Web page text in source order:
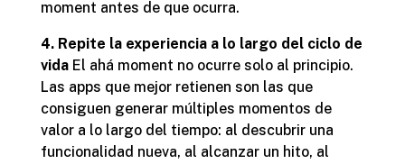
moment antes de que ocurra.
4. Repite la experiencia a lo largo del ciclo de
vidaEl ahá moment no ocurre solo al principio.
Las apps que mejor retienen son las que
consiguen generar múltiples momentos de
valor a lo largo del tiempo: al descubrir una
funcionalidad nueva, al alcanzar un hito, al